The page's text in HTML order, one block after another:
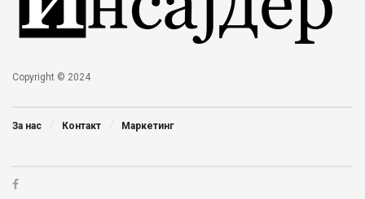
Copyright © 2024
За нас Контакт Маркетинг